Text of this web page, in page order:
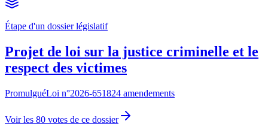
Étape d'un dossier législatif
Projet de loi sur la justice criminelle et le
respect des victimes
PromulguéLoi n°2026-651824 amendements
Voir les 80 votes de ce dossier